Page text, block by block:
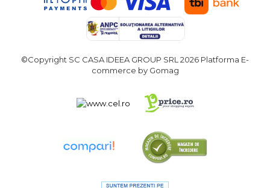
profesionala
Letcoane & Consumabile
©Copyright SC CASA IDEEA GROUP SRL 2026 Platforma E-
commerce by Gomag